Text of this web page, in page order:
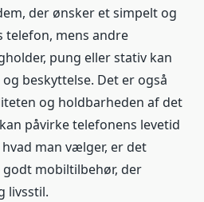
der ønsker et simpelt og
telefon, mens andre
pung eller stativ kan
beskyttelse. Det er også
og holdbarheden af det
påvirke telefonens levetid
man vælger, er det
mobiltilbehør, der
livsstil.